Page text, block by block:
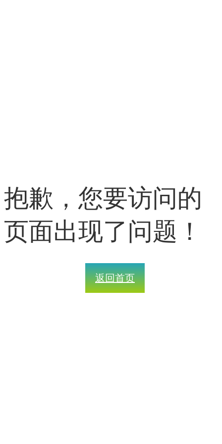
抱歉，您要访问的
页面出现了问题！
返回首页